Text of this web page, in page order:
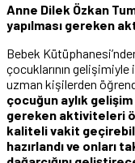
Anne Dilek Özkan
yapılması gereken
Bebek
çocuklarının
uzman kişilerden
çocuğun aylık
gereken aktiviteleri
kaliteli vakit
hazırlandı ve onları